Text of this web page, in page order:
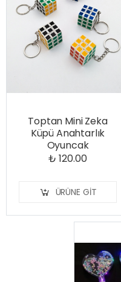
Toptan Mini Zeka
Küpü Anahtarlık
Oyuncak
₺ 120.00
ÜRÜNE GIT